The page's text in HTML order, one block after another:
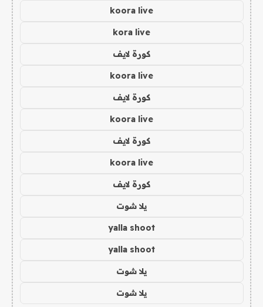
koora live
kora live
كورة لايف
koora live
كورة لايف
koora live
كورة لايف
koora live
كورة لايف
يلا شوت
yalla shoot
yalla shoot
يلا شوت
يلا شوت